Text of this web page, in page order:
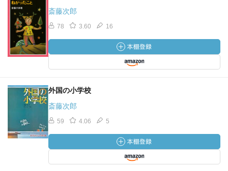
斎藤次郎
78 3.60 16
外国の小学校
斎藤次郎
59 4.06 5